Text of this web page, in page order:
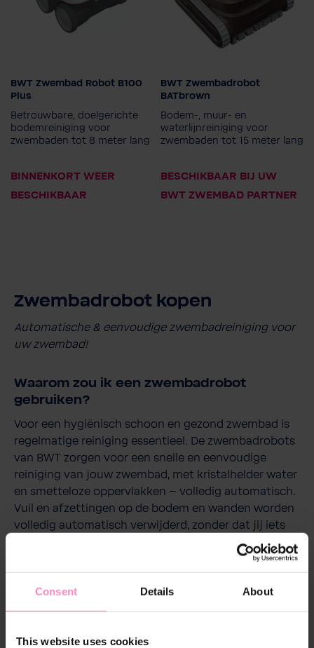
Consent Details About
This website uses cookies
Zwembad robot model
B100 Plus
BWT Zwembad Robot B100
Plus
Betrouwbare, doelgerichte
bodemreiniging voor
zwembaden tot 8 meter lang
BINNENKORT WEER
BESCHIKBAAR
BWT Zwembadrobot
BATbrown
Bodem-, muur- en
waterlijnreiniging voor
zwembaden tot 15 meter lang
BESCHIKBAAR BIJ UW
BWT ZWEMBAD PARTNER
Zwembadrobot kopen
Automatische & eenvoudige zwembadreiniging voor
uw zwembad!
Waarom zou ik een zwembadrobot
gebruiken?
Voor een hygiënisch schoon en gezond zwembad is
regelmatige reiniging essentieel. De zwembadrobots
van BWT zorgen voor een snelle en eenvoudige
reiniging van jouw zwembad, met kristalhelder water
en smetteloze oppervlakken – volledig automatisch.
Vuil en afzettingen op de bodem en wanden worden
volledig automatisch verwijderd, zonder dat jij iets
hoeft te doen. Onze robotstofzuigers besparen je
veel werk en tijd en zorgen voor een optimaal
schoonmaakresultaat, zodat je zorgeloos van jouw
zwembad kunt genieten.